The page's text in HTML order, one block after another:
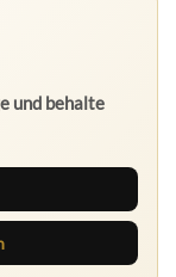
und behalte